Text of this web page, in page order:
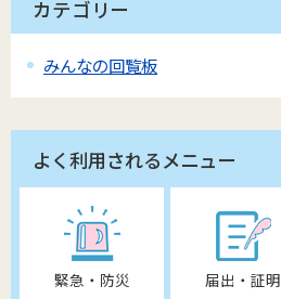
カテゴリー
みんなの回覧板
よく利用されるメニュー
緊急・防災 届出・証明